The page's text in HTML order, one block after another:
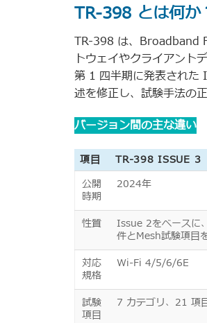
TR-398 とは何か
TR-398 は、Broadband
トウェイやクライアント
第 1 四半期に発表され
述を修正し、試験手法の
バージョン間の主な違い
項目 TR-398 ISSUE 3
公開
時期
2024年
性質
Issue 2をベースに
件とMesh試験項目
対応
規格
Wi-Fi 4/5/6/6E
試験
項目
7 カテゴリ、21 項